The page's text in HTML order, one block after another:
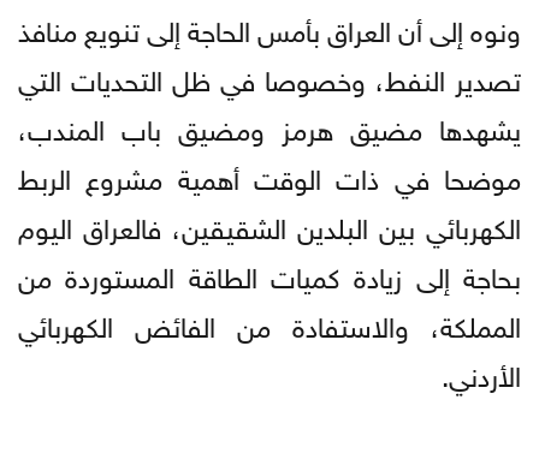
ونوه إلى أن العراق بأمس الحاجة إلى تنويع منافذ
تصدير النفط، وخصوصا في ظل التحديات التي
يشهدها مضيق هرمز ومضيق باب المندب،
موضحا في ذات الوقت أهمية مشروع الربط
الكهربائي بين البلدين الشقيقين، فالعراق اليوم
بحاجة إلى زيادة كميات الطاقة المستوردة من
المملكة، والاستفادة من الفائض الكهربائي
الأردني.